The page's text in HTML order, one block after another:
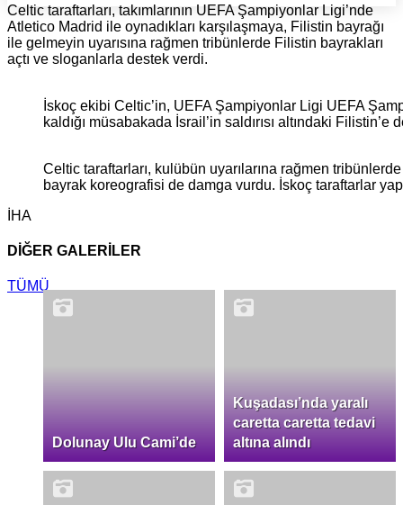
Celtic taraftarları, takımlarının UEFA Şampiyonlar Ligi’nde
Atletico Madrid ile oynadıkları karşılaşmaya, Filistin bayrağı
ile gelmeyin uyarısına rağmen tribünlerde Filistin bayrakları
açtı ve sloganlarla destek verdi.
İskoç ekibi Celtic’in, UEFA Şampiyonlar Ligi UEFA
kaldığı müsabakada İsrail’in saldırısı altındaki Filistin’e
Celtic taraftarları, kulübün uyarılarına rağmen
bayrak koreografisi de damga vurdu. İskoç taraftarlar
İHA
DİĞER GALERİLER
TÜMÜ
Dolunay Ulu Cami’de
Kuşadası’nda yaralı
caretta caretta tedavi
altına alındı